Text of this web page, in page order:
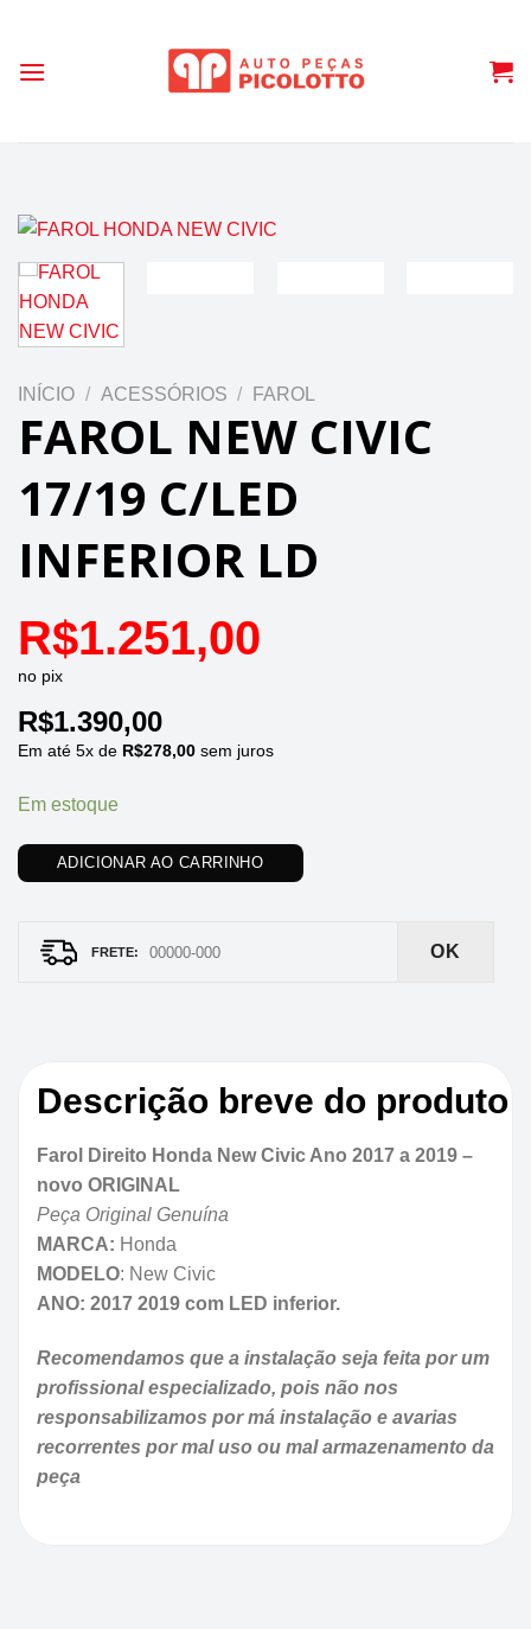
content
INÍCIO / ACESSÓRIOS / FAROL
FAROL NEW CIVIC
17/19 C/LED
INFERIOR LD
R$1.251,00
no pix
R$1.390,00
Em até 5x de R$278,00 sem juros
Em estoque
ADICIONAR AO CARRINHO
OK
Descrição breve do produto
Farol Direito Honda New Civic Ano 2017 a 2019 –
novo ORIGINAL
Peça Original Genuína
MARCA: Honda
MODELO: New Civic
ANO: 2017 2019 com LED inferior.
Recomendamos que a instalação seja feita por um
profissional especializado, pois não nos
responsabilizamos por má instalação e avarias
recorrentes por mal uso ou mal armazenamento da
peça